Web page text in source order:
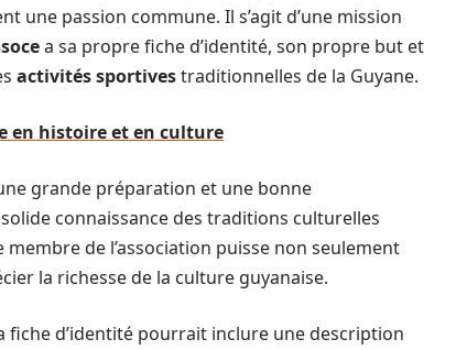
une passion commune. Il s’agit d’une mission
a sa propre fiche d’identité, son propre but et
activités sportivestraditionnelles de la Guyane.
en histoire et en culture
grande préparation et une bonne
connaissance des traditions culturelles
de l’association puisse non seulement
la richesse de la culture guyanaise.
fiche d’identité pourrait inclure une description